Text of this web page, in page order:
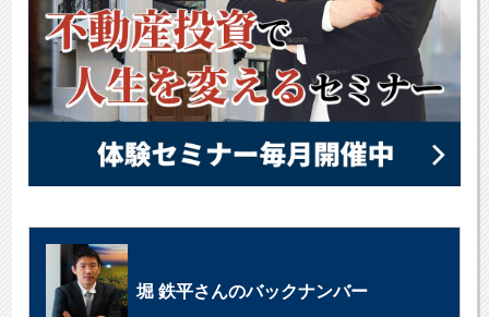
堀 鉄平さんのバックナンバー